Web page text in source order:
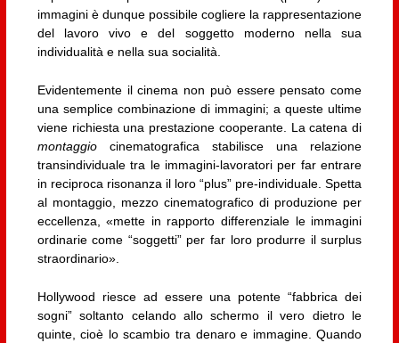
immagini è dunque possibile cogliere la rappresentazione
del lavoro vivo e del soggetto moderno nella sua
individualità e nella sua socialità.
Evidentemente il cinema non può essere pensato come
una semplice combinazione di immagini; a queste ultime
viene richiesta una prestazione cooperante. La catena di
montaggiocinematografica stabilisce una relazione
transindividuale tra le immagini-lavoratori per far entrare
in reciproca risonanza il loro “plus” pre-individuale. Spetta
al montaggio, mezzo cinematografico di produzione per
eccellenza, «mette in rapporto differenziale le immagini
ordinarie come “soggetti” per far loro produrre il surplus
straordinario».
Hollywood riesce ad essere una potente “fabbrica dei
sogni” soltanto celando allo schermo il vero dietro le
quinte, cioè lo scambio tra denaro e immagine. Quando